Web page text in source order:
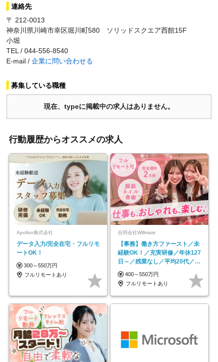
連絡先
〒 212-0013
神奈川県川崎市幸区堀川町580 ソリッドスクエア西館15F
小堀
TEL / 044-556-8540
E-mail / 企業に問い合わせる
募集している職種
現在、typeに掲載中の求人はありません。
行動履歴からオススメの求人
Apollon株式会社
データ入力/完全在宅・フルリモ
ートOK！
300～550万円
フルリモートあり
合同会社Willmate
【事務】働き方ファースト／未
経験OK！／充実研修／年休127
日～／残業なし／平均20代／リ
モートOK
400～550万円
フルリモートあり